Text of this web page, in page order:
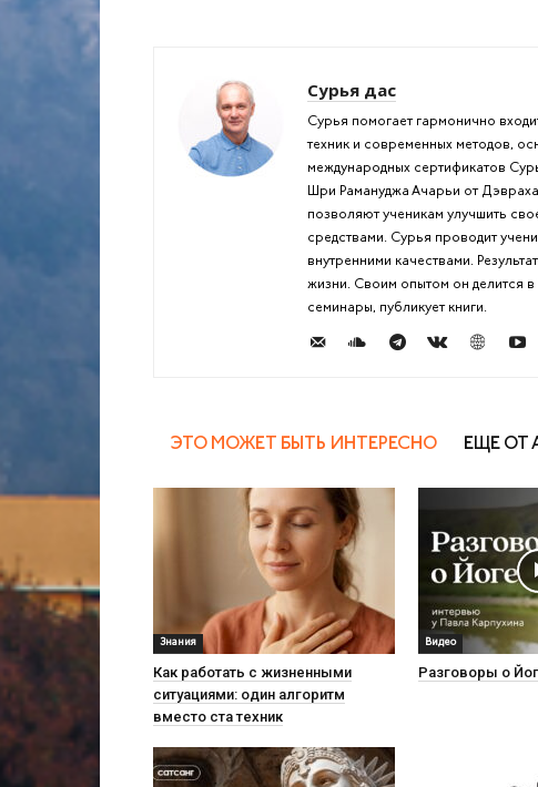
Сурья дас
Сурья помогает гармонично
техник и современных методов,
международных сертификатов
Шри Рамануджа Ачарьи от
позволяют ученикам улучшить
средствами. Сурья проводит
внутренними качествами.
жизни. Своим опытом он делится в
семинары, публикует книги.
ЭТО МОЖЕТ БЫТЬ ИНТЕРЕСНО ЕЩЕ ОТ
Знания
Как работать с жизненными
ситуациями: один алгоритм
вместо ста техник
Видео
Разговоры о